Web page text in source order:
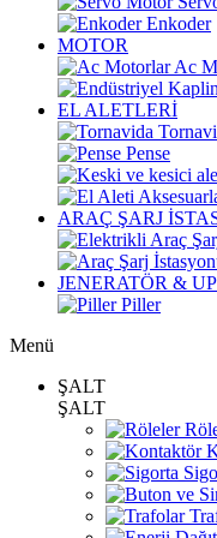
Enkoder
MOTOR
Ac
EL ALETLERİ
Pense
ARAÇ ŞARJ
JENERATÖR &
Piller
Menü
ŞALT
ŞALT